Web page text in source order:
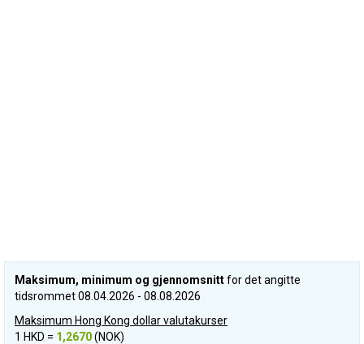
Maksimum, minimum og gjennomsnittfor det angitte
tidsrommet 08.04.2026 - 08.08.2026
Maksimum Hong Kong dollar valutakurser
1 HKD = 1,2670(NOK)